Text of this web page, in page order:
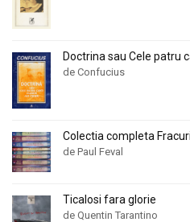
Doctrina sau Cele patru
de Confucius
Colectia completa
de Paul Feval
Ticalosi fara glorie
de Quentin Tarantino